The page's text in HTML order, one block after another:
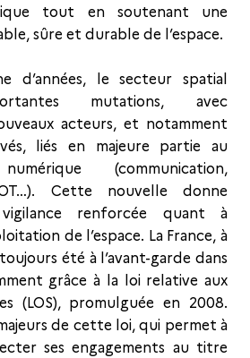
tout en soutenant une
sûre et durable de l’espace.
d’années, le secteur spatial
mutations, avec
acteurs, et notamment
liés en majeure partie au
(communication,
Cette nouvelle donne
renforcée quant à
de l’espace. La France, à
été à l’avant-garde dans
grâce à la loi relative aux
(LOS), promulguée en 2008.
de cette loi, qui permet à
ses engagements au titre